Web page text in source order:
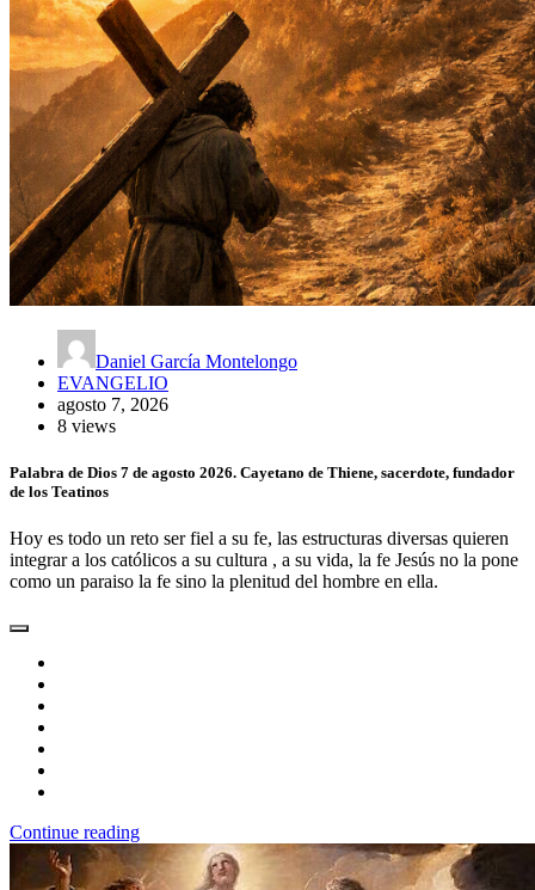
Daniel García Montelongo
EVANGELIO
agosto 7, 2026
8 views
Palabra de Dios 7 de agosto 2026. Cayetano de Thiene, sacerdote, fundador
de los Teatinos
Hoy es todo un reto ser fiel a su fe, las estructuras diversas quieren
integrar a los católicos a su cultura , a su vida, la fe Jesús no la pone
como un paraiso la fe sino la plenitud del hombre en ella.
Continue reading